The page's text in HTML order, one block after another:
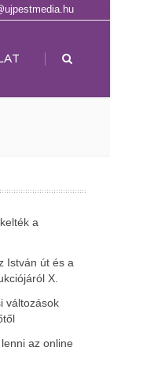
|
a
István út és a
X.
változások
az online